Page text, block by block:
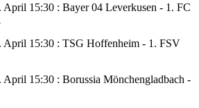
April 15:30 : Bayer 04 Leverkusen - 1. FC
April 15:30 : TSG Hoffenheim - 1. FSV
April 15:30 : Borussia Mönchengladbach -